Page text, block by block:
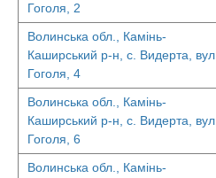
Гоголя, 2
Волинська обл., Камінь-
Каширський р-н, с. Видерта, вул.
Гоголя, 4
Волинська обл., Камінь-
Каширський р-н, с. Видерта, вул.
Гоголя, 6
Волинська обл., Камінь-